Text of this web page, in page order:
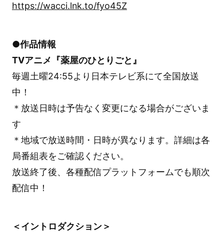
https://wacci.lnk.to/fyo45Z
●作品情報
TVアニメ『薬屋のひとりごと』
毎週土曜24:55より日本テレビ系にて全国放送
中！
＊放送日時は予告なく変更になる場合がございま
す
＊地域で放送時間・日時が異なります。詳細は各
局番組表をご確認ください。
放送終了後、各種配信プラットフォームでも順次
配信中！
＜イントロダクション＞